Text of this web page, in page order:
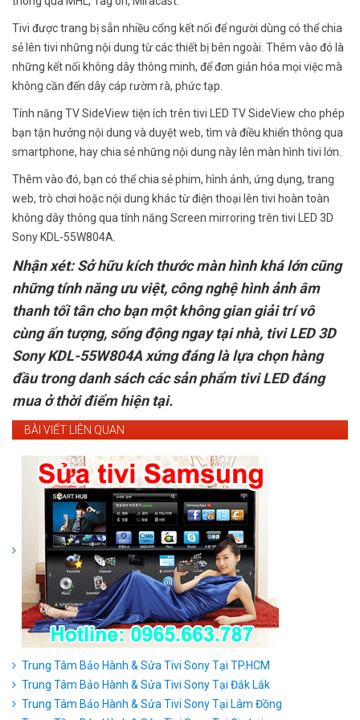
Tivi được trang bị sẵn nhiều cổng kết nối để người dùng có thể chia
sẻ lên tivi những nội dung từ các thiết bị bên ngoài. Thêm vào đó là
những kết nối không dây thông minh, để đơn giản hóa mọi việc mà
không cần đến dây cáp rườm rà, phức tạp.
Tính năng TV SideView tiện ích trên tivi LED TV SideView cho phép
bạn tận hưởng nội dung và duyệt web, tìm và điều khiển thông qua
smartphone, hay chia sẻ những nội dung này lên màn hình tivi lớn.
Thêm vào đó, bạn có thể chia sẻ phim, hình ảnh, ứng dụng, trang
web, trò chơi hoặc nội dung khác từ điện thoại lên tivi hoàn toàn
không dây thông qua tính năng Screen mirroring trên tivi LED 3D
Sony KDL-55W804A.
Nhận xét: Sở hữu kích thước màn hình khá lớn cũng
những tính năng ưu việt, công nghệ hình ảnh âm
thanh tối tân cho bạn một không gian giải trí vô
cùng ấn tượng, sống động ngay tại nhà, tivi LED 3D
Sony KDL-55W804A xứng đáng là lựa chọn hàng
đầu trong danh sách các sản phẩm tivi LED đáng
mua ở thời điểm hiện tại.
BÀI VIẾT LIÊN QUAN
Trung Tâm Bảo Hành & Sửa Tivi Sony Tại TP.HCM
Trung Tâm Bảo Hành & Sửa Tivi Sony Tại Đắk Lắk
Trung Tâm Bảo Hành & Sửa Tivi Sony Tại Lâm Đồng